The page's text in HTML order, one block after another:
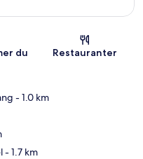
du
Restauranter
- 1.0 km
- 1.7 km